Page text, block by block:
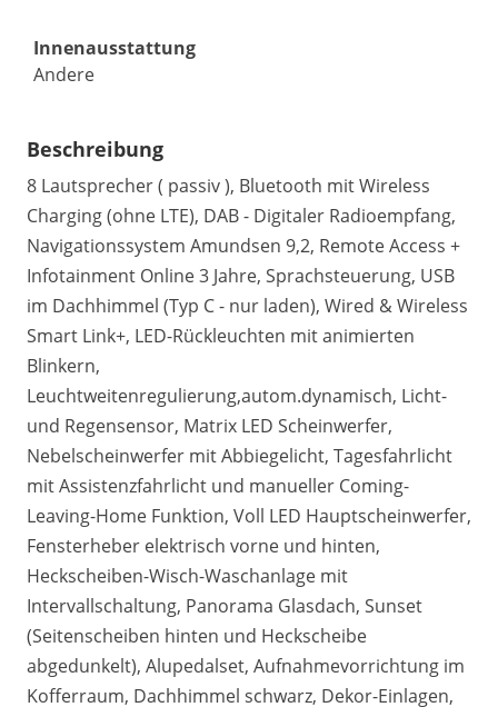
Innenausstattung
Andere
Beschreibung
8 Lautsprecher ( passiv ), Bluetooth mit Wireless
Charging (ohne LTE), DAB - Digitaler Radioempfang,
Navigationssystem Amundsen 9,2, Remote Access +
Infotainment Online 3 Jahre, Sprachsteuerung, USB
im Dachhimmel (Typ C - nur laden), Wired & Wireless
Smart Link+, LED-Rückleuchten mit animierten
Blinkern,
Leuchtweitenregulierung,autom.dynamisch, Licht-
und Regensensor, Matrix LED Scheinwerfer,
Nebelscheinwerfer mit Abbiegelicht, Tagesfahrlicht
mit Assistenzfahrlicht und manueller Coming-
Leaving-Home Funktion, Voll LED Hauptscheinwerfer,
Fensterheber elektrisch vorne und hinten,
Heckscheiben-Wisch-Waschanlage mit
Intervallschaltung, Panorama Glasdach, Sunset
(Seitenscheiben hinten und Heckscheibe
abgedunkelt), Alupedalset, Aufnahmevorrichtung im
Kofferraum, Dachhimmel schwarz, Dekor-Einlagen,